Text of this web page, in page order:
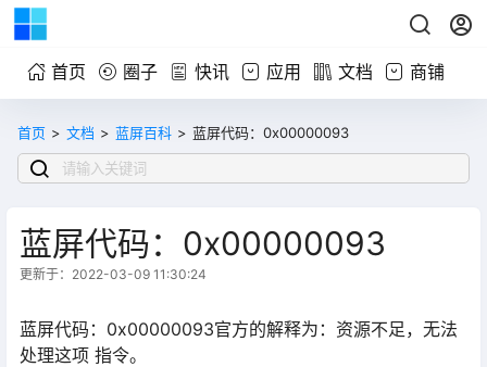
首页 圈子 快讯 应用 文档 商铺
首页 > 文档 > 蓝屏百科 > 蓝屏代码：0x00000093
蓝屏代码：0x00000093
更新于：2022-03-09 11:30:24
蓝屏代码：0x00000093官方的解释为：资源不足，无法
处理这项 指令。